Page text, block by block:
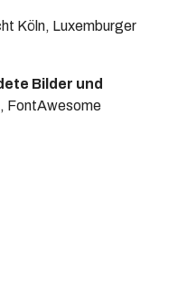
Köln, Luxemburger
Bilder und
FontAwesome